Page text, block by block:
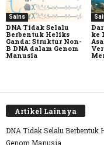
Sains
DNA Tidak Selalu
Berbentuk Heliks
Ganda: Struktur Non-
B DNA dalam Genom
Manusia
ke
Artikel Lainnya
DNA Tidak Selalu Berbentuk
Genom Manusia